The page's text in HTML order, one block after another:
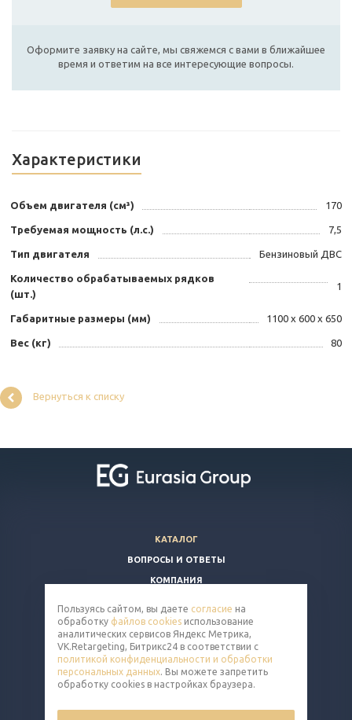
Оформите заявку на сайте, мы свяжемся с вами в ближайшее
время и ответим на все интересующие вопросы.
Характеристики
Объем двигателя (см³) 170
Требуемая мощность (л.с.) 7,5
Тип двигателя Бензиновый ДВС
Количество обрабатываемых рядков
(шт.)
1
Габаритные размеры (мм) 1100 х 600 х 650
Вес (кг) 80
Вернуться к списку
КАТАЛОГ
ВОПРОСЫ И ОТВЕТЫ
КОМПАНИЯ
8 (800) 350-86-91
Пользуясь сайтом, вы даете согласие на
обработку файлов cookies использование
аналитических сервисов Яндекс Метрика,
VK.Retargeting, Битрикс24 в соответствии с
политикой конфиденциальности и обработки
персональных данных. Вы можете запретить
обработку cookies в настройках браузера.